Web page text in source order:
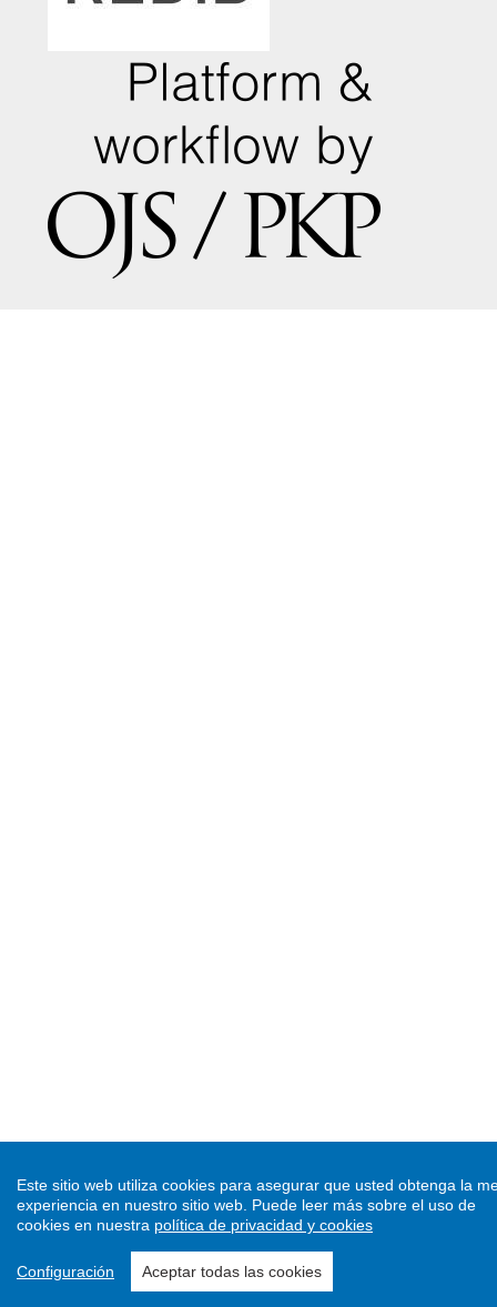
Este sitio web utiliza cookies para asegurar que usted obtenga la
experiencia en nuestro sitio web. Puede leer más sobre el uso de
cookies en nuestra política de privacidad y cookies
Configuración Aceptar todas las cookies